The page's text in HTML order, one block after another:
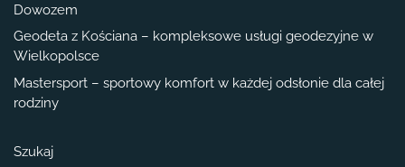
Dowozem
Geodeta z Kościana – kompleksowe usługi geodezyjne w
Wielkopolsce
Mastersport – sportowy komfort w każdej odsłonie dla całej
rodziny
Szukaj